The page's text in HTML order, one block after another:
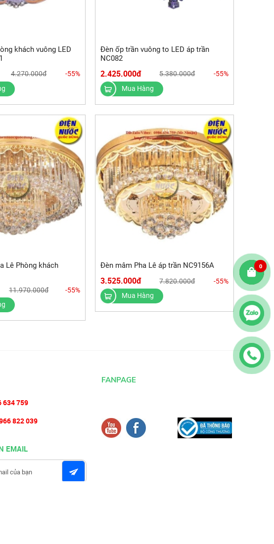
khách vuông LED
4.270.000đ
-55%
Đèn ốp trần vuông to LED áp trần
NC082
2.425.000đ 5.380.000đ
-55%
Mua Hàng
Lê Phòng khách
11.970.000đ
-55%
Đèn mâm Pha Lê áp trần NC9156A
3.525.000đ 7.820.000đ
-55%
Mua Hàng
634 759
822 039
EMAIL
FANPAGE
0